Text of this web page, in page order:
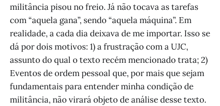
militância pisou no freio. Já não tocava as tarefas
com “aquela gana”, sendo “aquela máquina”. Em
realidade, a cada dia deixava de me importar. Isso se
dá por dois motivos: 1) a frustração com a UJC,
assunto do qual o texto recém mencionado trata; 2)
Eventos de ordem pessoal que, por mais que sejam
fundamentais para entender minha condição de
militância, não virará objeto de análise desse texto.